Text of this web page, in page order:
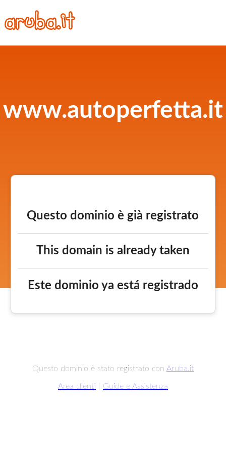
www.autoperfetta.it
Questo dominio è già registrato
This domain is already taken
Este dominio ya está registrado
Questo dominio è stato registrato con Aruba.it
Area clienti Guide e Assistenza